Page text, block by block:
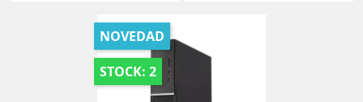
NOVEDAD
STOCK: 2